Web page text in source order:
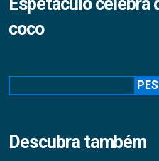
coco
Descubra também